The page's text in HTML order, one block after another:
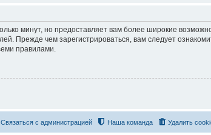
минут, но предоставляет вам более широкие
Прежде чем зарегистрироваться, вам следует
правилами.
Удалить
Наша команда
Связаться с администрацией